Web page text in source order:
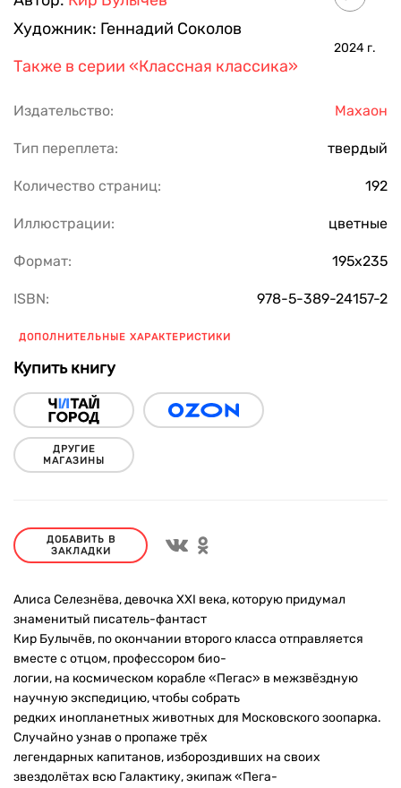
Художник: Геннадий Соколов
2024 г.
Также в серии «Классная классика»
Издательство: Махаон
Тип переплета: твердый
Количество страниц: 192
Иллюстрации: цветные
Формат: 195х235
ISBN: 978-5-389-24157-2
ДОПОЛНИТЕЛЬНЫЕ ХАРАКТЕРИСТИКИ
Купить книгу
ДРУГИЕ
МАГАЗИНЫ
ДОБАВИТЬ В
ЗАКЛАДКИ
Алиса Селезнёва, девочка XXI века, которую придумал
знаменитый писатель-фантаст
Кир Булычёв, по окончании второго класса отправляется
вместе с отцом, профессором био-
логии, на космическом корабле «Пегас» в межзвёздную
научную экспедицию, чтобы собрать
редких инопланетных животных для Московского зоопарка.
Случайно узнав о пропаже трёх
легендарных капитанов, избороздивших на своих
звездолётах всю Галактику, экипаж «Пега-